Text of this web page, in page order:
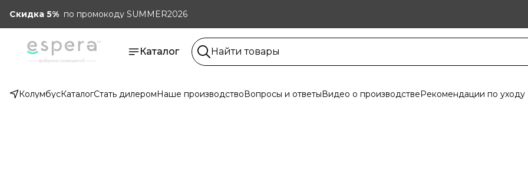
Скидка 5% по промокоду SUMMER2026
Каталог
КолумбусКаталогСтать дилеромНаше производствоВопросы и ответыВидео о производствеРекомендации по уходу